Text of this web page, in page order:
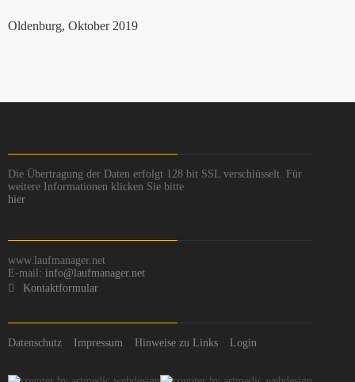
Oldenburg, Oktober 2019
Die Übertragung der Daten erfolgt 128 bit SSL verschlüsselt. Für
weitere Informationen klicken Sie bitte
hier
www.laufmanager.net
E-mail: info@laufmanager.net
Kontaktformular
Datenschutz Impressum Hinweise zu Links Login